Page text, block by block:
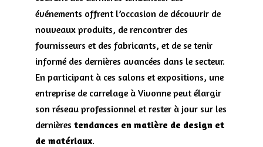
événements offrent l’occasion de découvrir de
nouveaux produits, de rencontrer des
fournisseurs et des fabricants, et de se tenir
informé des dernières avancées dans le secteur.
En participant à ces salons et expositions, une
entreprise de carrelage à Vivonne peut élargir
son réseau professionnel et rester à jour sur les
dernières tendances en matière de design et
de matériaux.